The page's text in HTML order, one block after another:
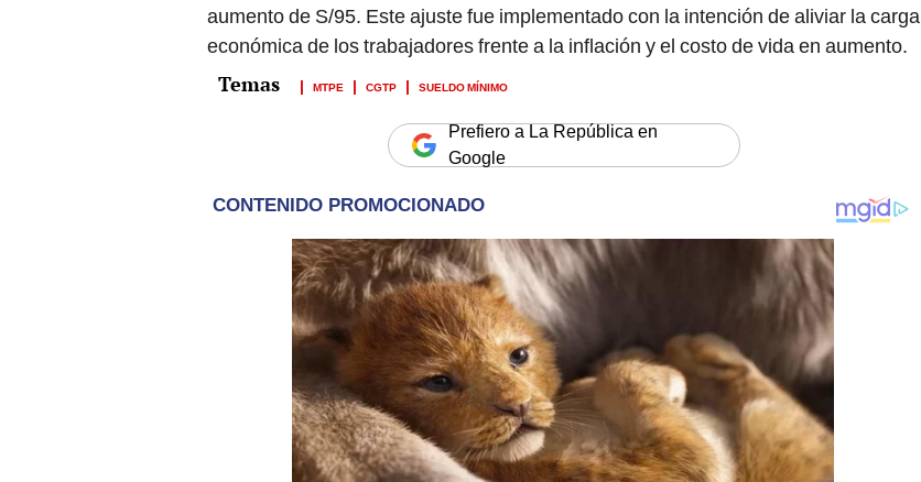
aumento de S/95. Este ajuste fue implementado con la intención de aliviar la carga
económica de los trabajadores frente a la inflación y el costo de vida en aumento.
MTPE CGTP SUELDO MÍNIMO
Prefiero a La República en
Google